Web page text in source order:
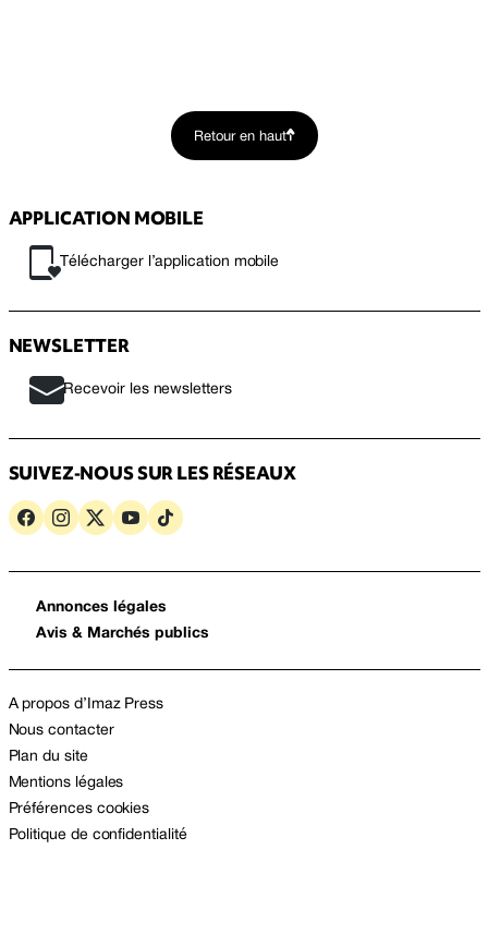
Retour en haut
APPLICATION MOBILE
Télécharger l’application mobile
NEWSLETTER
Recevoir les newsletters
SUIVEZ-NOUS SUR LES RÉSEAUX
Annonces légales
Avis & Marchés publics
A propos d’Imaz Press
Nous contacter
Plan du site
Mentions légales
Préférences cookies
Politique de confidentialité